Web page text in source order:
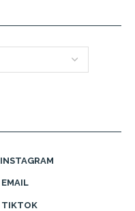
INSTAGRAM
EMAIL
TIKTOK